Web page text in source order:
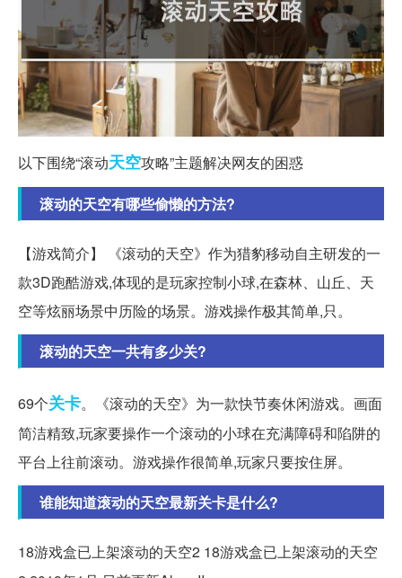
以下围绕“滚动天空攻略”主题解决网友的困惑
滚动的天空有哪些偷懒的方法?
【游戏简介】 《滚动的天空》作为猎豹移动自主研发的一
款3D跑酷游戏,体现的是玩家控制小球,在森林、山丘、天
空等炫丽场景中历险的场景。游戏操作极其简单,只。
滚动的天空一共有多少关?
69个关卡。《滚动的天空》为一款快节奏休闲游戏。画面
简洁精致,玩家要操作一个滚动的小球在充满障碍和陷阱的
平台上往前滚动。游戏操作很简单,玩家只要按住屏。
谁能知道滚动的天空最新关卡是什么?
18游戏盒已上架滚动的天空2 18游戏盒已上架滚动的天空